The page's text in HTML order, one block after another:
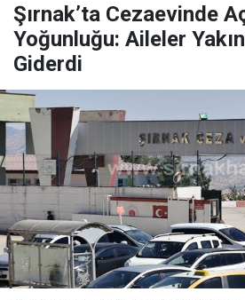
Şırnak’ta Cezaevinde
Yoğunluğu: Aileler
Giderdi